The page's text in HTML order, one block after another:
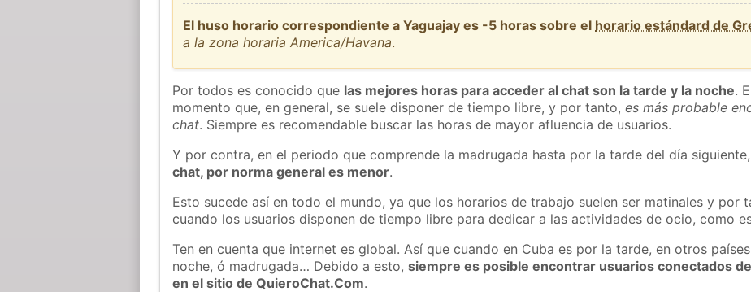
El huso horario correspondiente a Yaguajay es -5 horas sobre el horario estándard de
a la zona horaria America/Havana.
Por todos es conocido que las mejores horas para acceder al chat son la tarde y la noche.
momento que, en general, se suele disponer de tiempo libre, y por tanto,es más probable
chat. Siempre es recomendable buscar las horas de mayor afluencia de usuarios.
Y por contra, en el periodo que comprende la madrugada hasta por la tarde del día
chat, por norma general es menor.
Esto sucede así en todo el mundo, ya que los horarios de trabajo suelen ser matinales y por
cuando los usuarios disponen de tiempo libre para dedicar a las actividades de ocio, como
Ten en cuenta que internet es global. Así que cuando en Cuba es por la tarde, en otros
noche, ó madrugada… Debido a esto,siempre es posible encontrar usuarios conectados
en el sitio de QuieroChat.Com.